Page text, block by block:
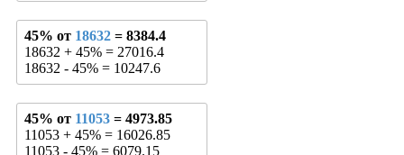
45% от 18632 = 8384.4
18632 + 45% = 27016.4
18632 - 45% = 10247.6
45% от 11053 = 4973.85
11053 + 45% = 16026.85
11053 - 45% = 6079.15